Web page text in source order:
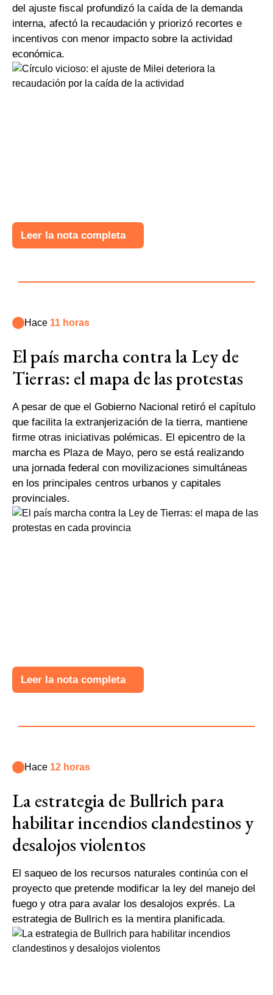
del ajuste fiscal profundizó la caída de la demanda
interna, afectó la recaudación y priorizó recortes e
incentivos con menor impacto sobre la actividad
económica.
Leer la nota completa
Hace 11 horas
El país marcha contra la Ley de
Tierras: el mapa de las protestas
A pesar de que el Gobierno Nacional retiró el capítulo
que facilita la extranjerización de la tierra, mantiene
firme otras iniciativas polémicas. El epicentro de la
marcha es Plaza de Mayo, pero se está realizando
una jornada federal con movilizaciones simultáneas
en los principales centros urbanos y capitales
provinciales.
Leer la nota completa
Hace 12 horas
La estrategia de Bullrich para
habilitar incendios clandestinos y
desalojos violentos
El saqueo de los recursos naturales continúa con el
proyecto que pretende modificar la ley del manejo del
fuego y otra para avalar los desalojos exprés. La
estrategia de Bullrich es la mentira planificada.